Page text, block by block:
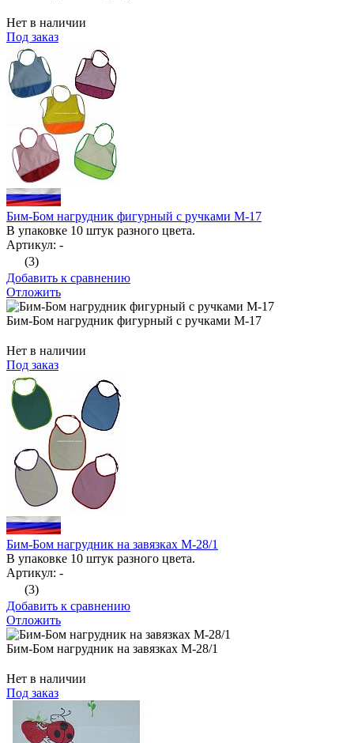
Нет в наличии
Под заказ
Бим-Бом нагрудник фигурный с ручками М-17
В упаковке 10 штук разного цвета.
Артикул: -
(3)
Добавить к сравнению
Отложить
Бим-Бом нагрудник фигурный с ручками М-17
Нет в наличии
Под заказ
Бим-Бом нагрудник на завязках М-28/1
В упаковке 10 штук разного цвета.
Артикул: -
(3)
Добавить к сравнению
Отложить
Бим-Бом нагрудник на завязках М-28/1
Нет в наличии
Под заказ